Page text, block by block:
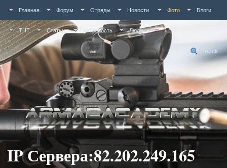
Главная Форум Отряды Новости Фото Блоги
ТНТ Статьи Активность Люди
Поиск
IP Сервера:82.202.249.165